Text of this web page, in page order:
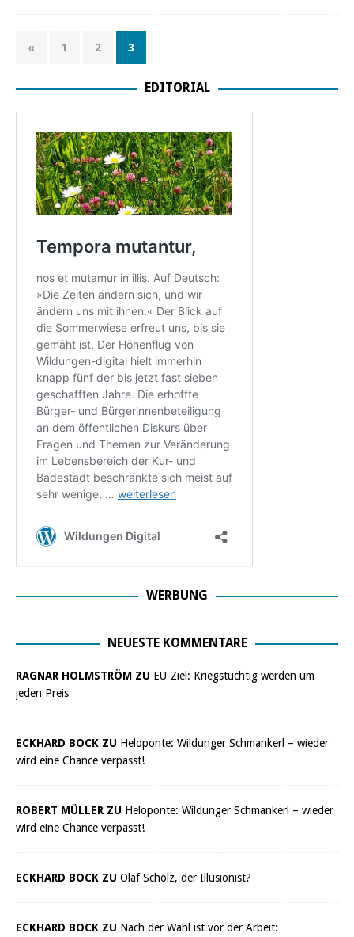
« 1 2 3
EDITORIAL
WERBUNG
NEUESTE KOMMENTARE
RAGNAR HOLMSTRÖM ZU EU-Ziel: Kriegstüchtig werden um
jeden Preis
ECKHARD BOCK ZU Heloponte: Wildunger Schmankerl – wieder
wird eine Chance verpasst!
ROBERT MÜLLER ZU Heloponte: Wildunger Schmankerl – wieder
wird eine Chance verpasst!
ECKHARD BOCK ZU Olaf Scholz, der Illusionist?
ECKHARD BOCK ZU Nach der Wahl ist vor der Arbeit: